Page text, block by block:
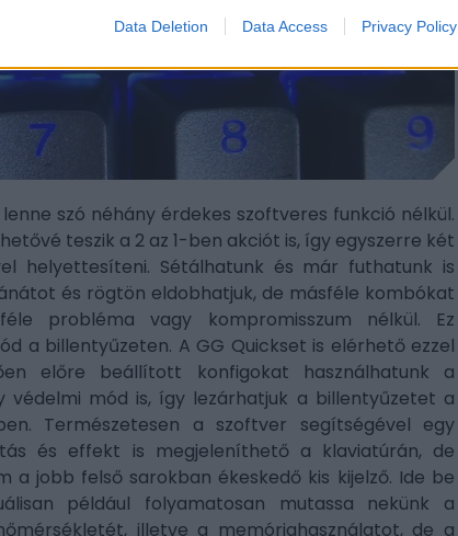
Data Deletion Data Access Privacy Policy
szó néhány érdekes szoftveres funkció nélkül.
teszik a 2 az 1-ben akciót is, így egyszerre két
helyettesíteni. Sétálhatunk és már futhatunk is
és rögtön eldobhatjuk, de másféle kombókat
probléma vagy kompromisszum nélkül. Ez
a billentyűzeten. A GG Quickset is elérhető ezzel
előre beállított konfigokat használhatunk a
védelmi mód is, így lezárhatjuk a billentyűzetet a
Természetesen a szoftver segítségével egy
és effekt is megjeleníthető a klaviatúrán, de
a jobb felső sarokban ékeskedő kis kijelző. Ide be
például folyamatosan mutassa nekünk a
illetve a memóriahasználatot, de a